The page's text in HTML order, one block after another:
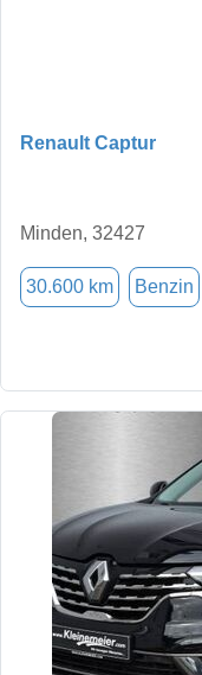
Renault Captur
Minden, 32427
30.600 km Benzin